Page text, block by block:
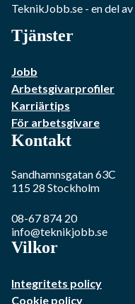
TeknikJobb.se - en del
Tjänster
Jobb
Arbetsgivarprofiler
Karriärtips
För arbetsgivare
Kontakt
Sandhamnsgatan 63C
115 28 Stockholm
08-67 874 20
info@teknikjobb.se
Vilkor
Integritets policy
Cookie policy